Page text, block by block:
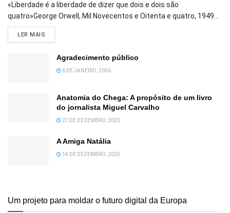
«Liberdade é a liberdade de dizer que dois e dois são
quatro»George Orwell, Mil Novecentos e Oitenta e quatro, 1949...
LER MAIS
Agradecimento público
6 DE JANEIRO, 2026
Anatomia do Chega: A propósito de um livro
do jornalista Miguel Carvalho
27 DE DEZEMBRO, 2025
A Amiga Natália
14 DE DEZEMBRO, 2025
Um projeto para moldar o futuro digital da Europa